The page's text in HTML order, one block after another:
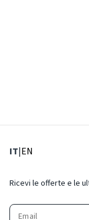
IT: Lingua corrente
|EN
Ricevi le offerte e le